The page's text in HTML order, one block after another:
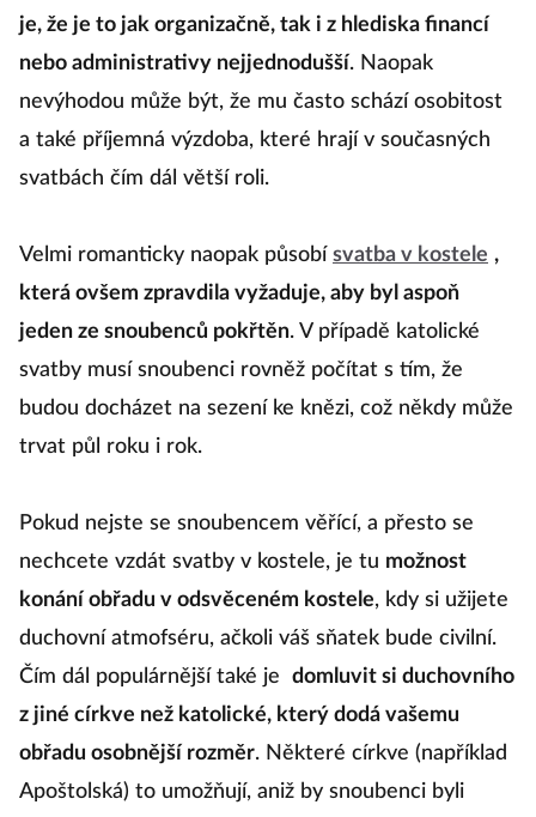
je, že je to jak organizačně, tak i z hlediska financí
nebo administrativy nejjednodušší. Naopak
nevýhodou může být, že mu často schází osobitost
a také příjemná výzdoba, které hrají v současných
svatbách čím dál větší roli.
Velmi romanticky naopak působí svatba v kostele ,
která ovšem zpravdila vyžaduje, aby byl aspoň
jeden ze snoubenců pokřtěn. V případě katolické
svatby musí snoubenci rovněž počítat s tím, že
budou docházet na sezení ke knězi, což někdy může
trvat půl roku i rok.
Pokud nejste se snoubencem věřící, a přesto se
nechcete vzdát svatby v kostele, je tu možnost
konání obřadu v odsvěceném kostele, kdy si užijete
duchovní atmofséru, ačkoli váš sňatek bude civilní.
Čím dál populárnější také je
domluvit si duchovního
z jiné církve než katolické, který dodá vašemu
obřadu osobnější rozměr. Některé církve (například
Apoštolská) to umožňují, aniž by snoubenci byli